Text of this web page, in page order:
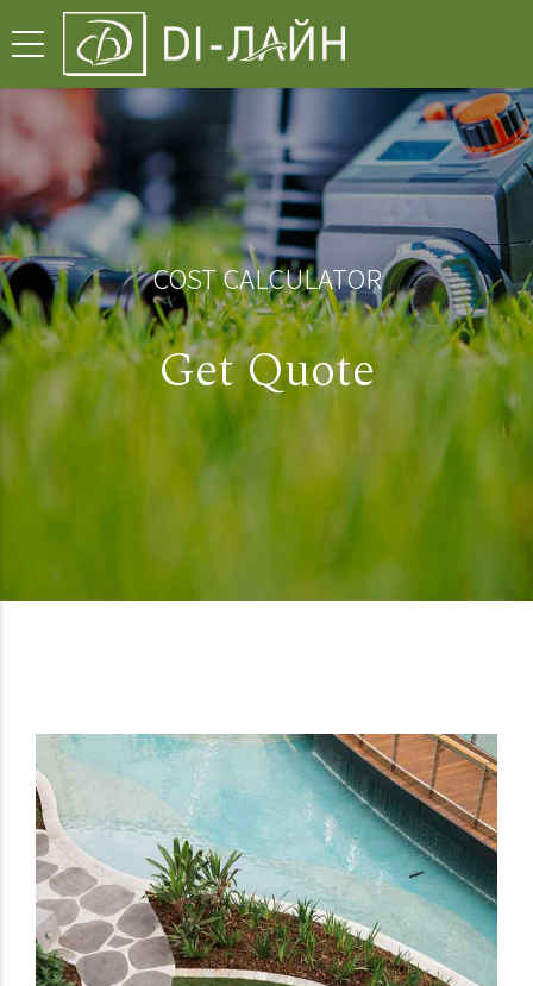
COST CALCULATOR
Get Quote